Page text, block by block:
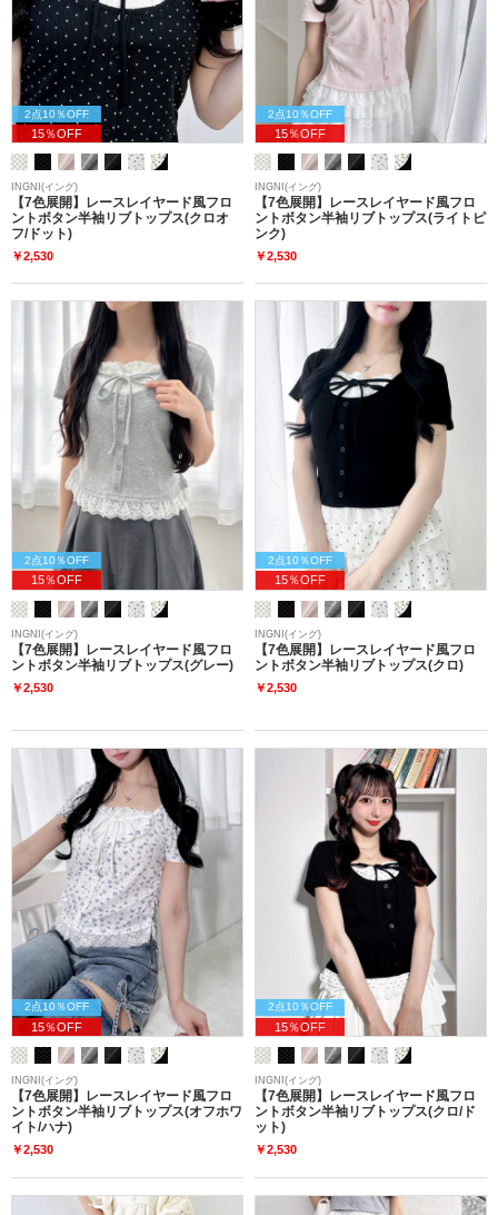
2点10％OFF
15％OFF
INGNI(イング)
【7色展開】レースレイヤード風フロ
ントボタン半袖リブトップス(クロオ
フ/ドット)
￥2,530
2点10％OFF
15％OFF
INGNI(イング)
【7色展開】レースレイヤード風フロ
ントボタン半袖リブトップス(ライトピ
ンク)
￥2,530
2点10％OFF
15％OFF
INGNI(イング)
【7色展開】レースレイヤード風フロ
ントボタン半袖リブトップス(グレー)
￥2,530
2点10％OFF
15％OFF
INGNI(イング)
【7色展開】レースレイヤード風フロ
ントボタン半袖リブトップス(クロ)
￥2,530
2点10％OFF
15％OFF
INGNI(イング)
【7色展開】レースレイヤード風フロ
ントボタン半袖リブトップス(オフホワ
イト/ハナ)
￥2,530
2点10％OFF
15％OFF
INGNI(イング)
【7色展開】レースレイヤード風フロ
ントボタン半袖リブトップス(クロ/ド
ット)
￥2,530